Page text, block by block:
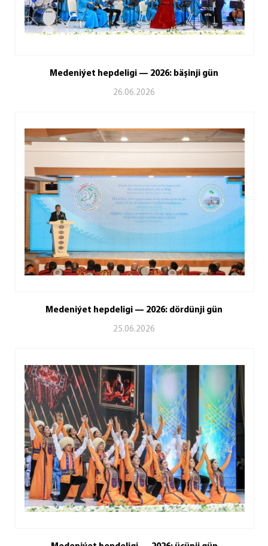
Medeniýet hepdeligi — 2026: bäşinji gün
26.06.2026
Medeniýet hepdeligi — 2026: dördünji gün
25.06.2026